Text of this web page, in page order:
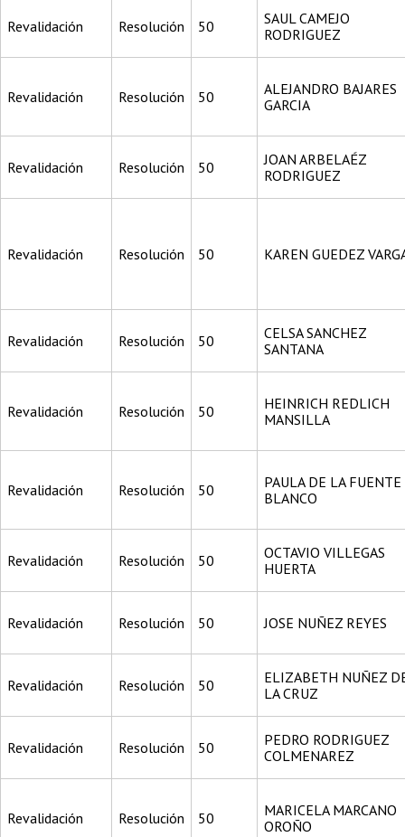
Revalidación Resolución 50
SAUL CAMEJO
RODRIGUEZ
Revalidación Resolución 50
ALEJANDRO BAJARES
GARCIA
Revalidación Resolución 50
JOAN ARBELAÉZ
RODRIGUEZ
Revalidación Resolución 50 KAREN GUEDEZ
Revalidación Resolución 50
CELSA SANCHEZ
SANTANA
Revalidación Resolución 50
HEINRICH REDLICH
MANSILLA
Revalidación Resolución 50
PAULA DE LA FUENTE
BLANCO
Revalidación Resolución 50
OCTAVIO VILLEGAS
HUERTA
Revalidación Resolución 50 JOSE NUÑEZ REYES
Revalidación Resolución 50
ELIZABETH NUÑEZ
LA CRUZ
Revalidación Resolución 50
PEDRO RODRIGUEZ
COLMENAREZ
Revalidación Resolución 50
MARICELA MARCANO
OROÑO